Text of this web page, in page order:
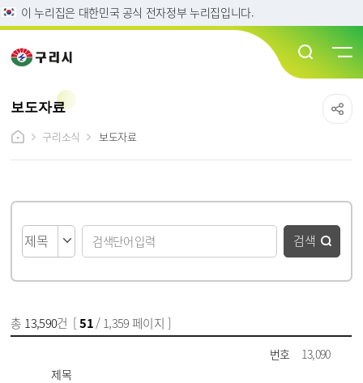
이 누리집은 대한민국 공식 전자정부 누리집입니다.
보도자료
구리소식
보도자료
검색
총 13,590건 [51/ 1,359 페이지 ]
번호
13,090
제목